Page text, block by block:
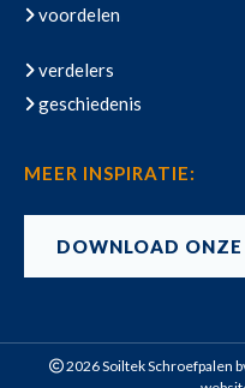
voordelen
verdelers
geschiedenis
MEER INSPIRATIE:
DOWNLOAD ONZE
2026 Soiltek Schroefpalen